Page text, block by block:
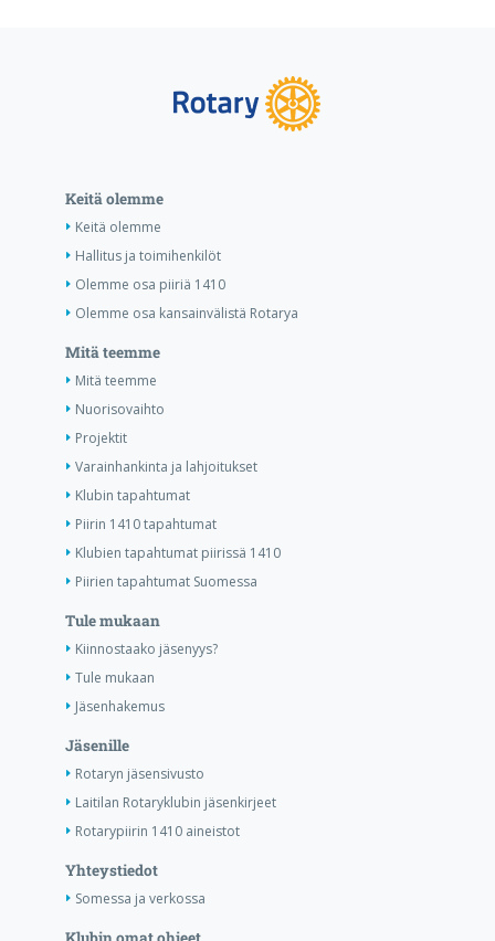
Keitä olemme
Keitä olemme
Hallitus ja toimihenkilöt
Olemme osa piiriä 1410
Olemme osa kansainvälistä Rotarya
Mitä teemme
Mitä teemme
Nuorisovaihto
Projektit
Varainhankinta ja lahjoitukset
Klubin tapahtumat
Piirin 1410 tapahtumat
Klubien tapahtumat piirissä 1410
Piirien tapahtumat Suomessa
Tule mukaan
Kiinnostaako jäsenyys?
Tule mukaan
Jäsenhakemus
Jäsenille
Rotaryn jäsensivusto
Laitilan Rotaryklubin jäsenkirjeet
Rotarypiirin 1410 aineistot
Yhteystiedot
Somessa ja verkossa